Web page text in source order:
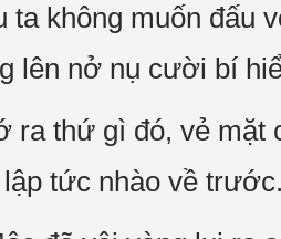
ta không muốn đấu
lên nở nụ cười bí
ra thứ gì đó, vẻ
tức nhào về trước.